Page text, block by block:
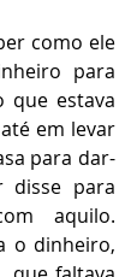
como ele
para
que estava
em levar
para dar-
disse para
aquilo.
o dinheiro,